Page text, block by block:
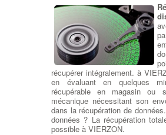
récupérer intégralement. à
en évaluant en quelques
récupérable en magasin ou
mécanique nécessitant son
dans la récupération de
données ? La récupération
possible à VIERZON.